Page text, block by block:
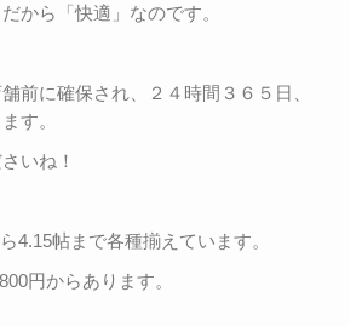
から「快適」なのです。
前に確保され、２４時間３６５日、
す。
いね！
4.15帖まで各種揃えています。
円からあります。